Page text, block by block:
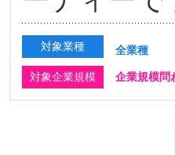
対象業種 全業種
対象企業規模 企業規模問